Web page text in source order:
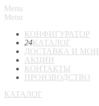
Menu
Menu
КОНФИГУРАТОР
24КАТАЛОГ
ДОСТАВКА И
АКЦИИ
КОНТАКТЫ
ПРОИЗВОДСТВО
КАТАЛОГ